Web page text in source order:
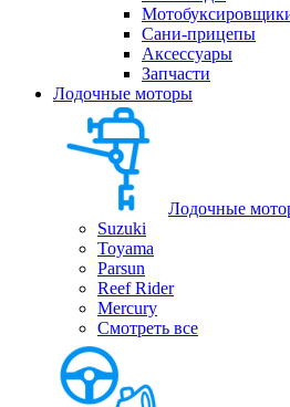
Сани-прицепы
Аксессуары
Запчасти
Лодочные моторы
Лодочные
Suzuki
Toyama
Parsun
Reef Rider
Mercury
Смотреть все